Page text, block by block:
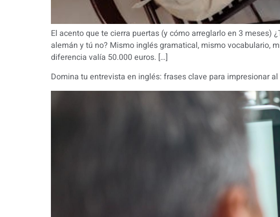
El acento que te cierra puertas (y cómo arreglarlo en 3
alemán y tú no? Mismo inglés gramatical, mismo vocabulario,
diferencia valía 50.000 euros. […]
Domina tu entrevista en inglés: frases clave para impresionar